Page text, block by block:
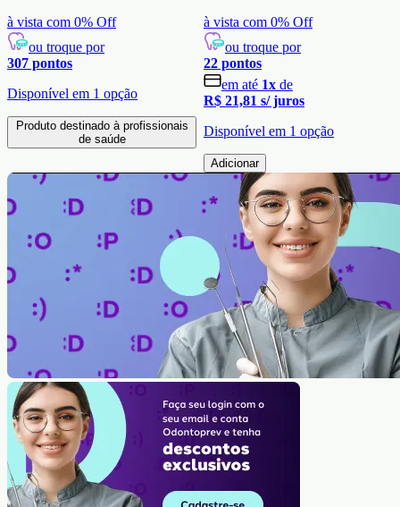
à vista com 0% Off
ou troque por
307 pontos
Disponível em 1 opção
Produto destinado à profissionais
de saúde
à vista com 0% Off
ou troque por
22 pontos
em até 1x de
R$ 21,81 s/ juros
Disponível em 1 opção
Adicionar